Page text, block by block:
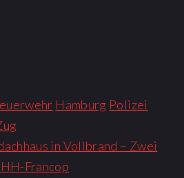
Hamburg Polizei
in Vollbrand – Zwei
Francop